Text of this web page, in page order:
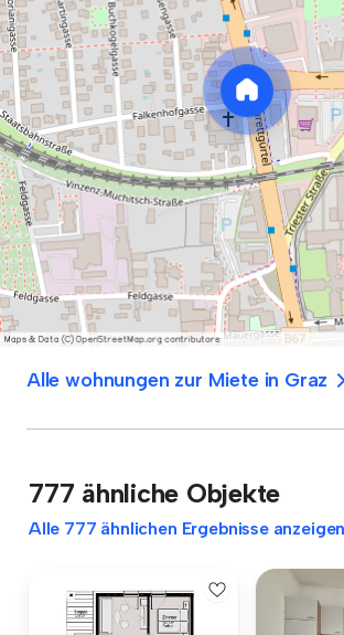
Alle wohnungen zur Miete in Graz
777 ähnliche Objekte
Alle 777 ähnlichen Ergebnisse anzeigen